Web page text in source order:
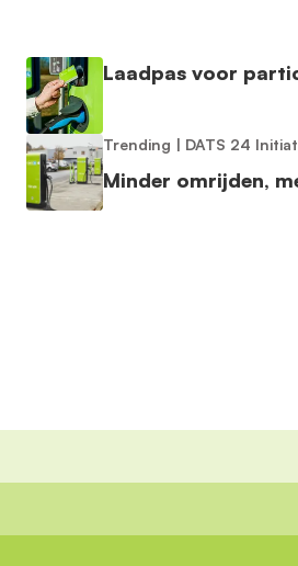
Laadpas voor
Trending | DATS 24
Minder omrijden,